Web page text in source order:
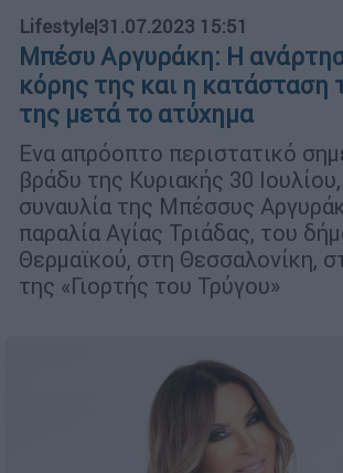
Lifestyle|31.07.2023 15:51
Μπέσυ Αργυράκη: Η
κόρης της και η κατάσταση
της μετά το ατύχημα
Ενα απρόοπτο περιστατικό
βράδυ της Κυριακής 30
συναυλία της Μπέσσυς
παραλία Αγίας Τριάδας, του
Θερμαϊκού, στη Θεσσαλονίκη,
της «Γιορτής του Τρύγου»